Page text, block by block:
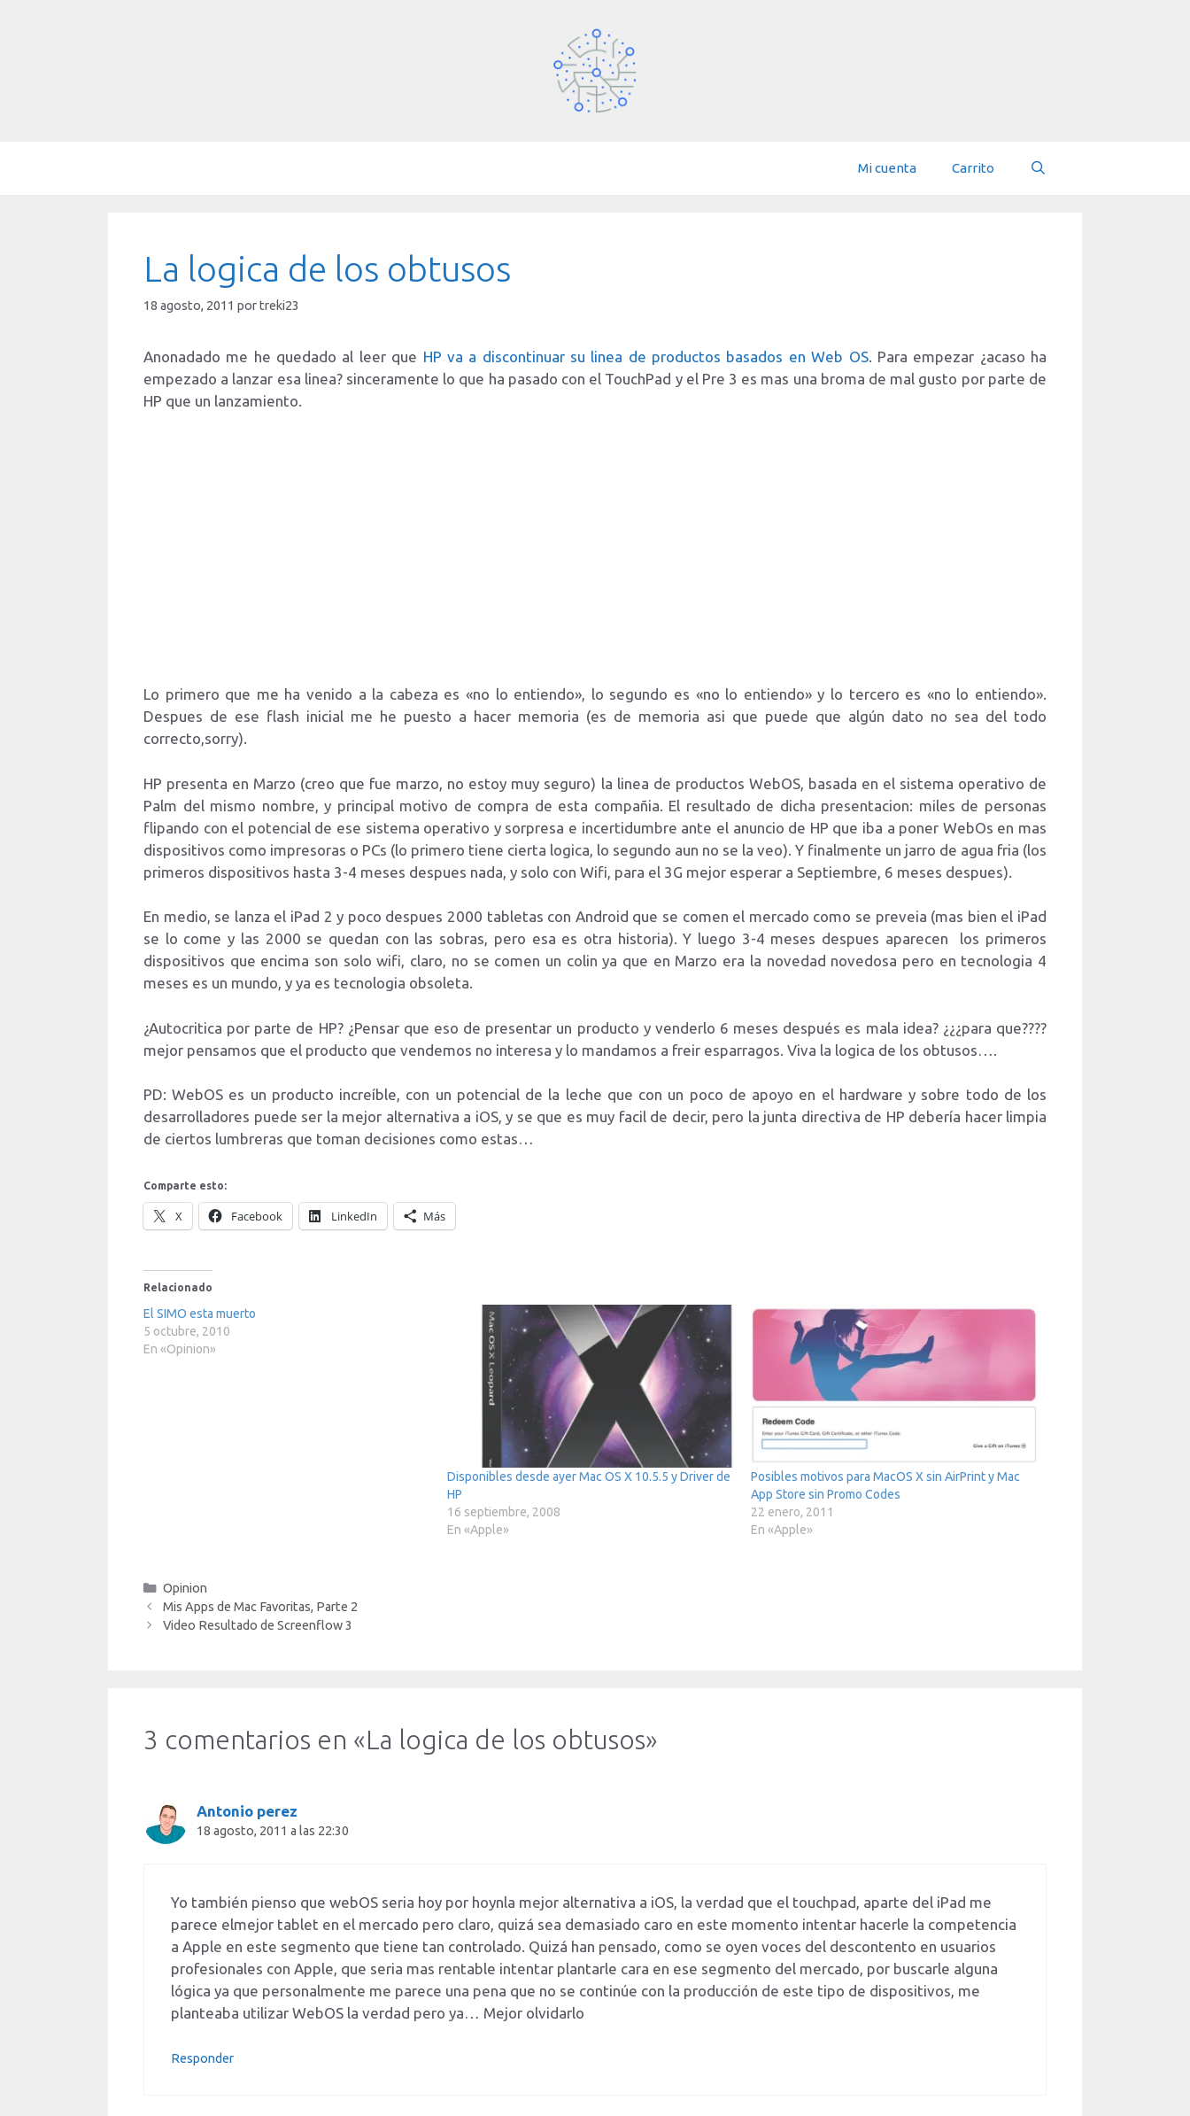
Mi cuenta Carrito
La logica de los obtusos
18 agosto, 2011 portreki23
Anonadado me he quedado al leer que HP va a discontinuar su linea de productos basados en Web OS. Para empezar ¿acaso ha
empezado a lanzar esa linea? sinceramente lo que ha pasado con el TouchPad y el Pre 3 es mas una broma de mal gusto por parte de
HP que un lanzamiento.
Lo primero que me ha venido a la cabeza es «no lo entiendo», lo segundo es «no lo entiendo» y lo tercero es «no lo entiendo».
Despues de ese flash inicial me he puesto a hacer memoria (es de memoria asi que puede que algún dato no sea del todo
correcto,sorry).
HP presenta en Marzo (creo que fue marzo, no estoy muy seguro) la linea de productos WebOS, basada en el sistema operativo de
Palm del mismo nombre, y principal motivo de compra de esta compañia. El resultado de dicha presentacion: miles de personas
flipando con el potencial de ese sistema operativo y sorpresa e incertidumbre ante el anuncio de HP que iba a poner WebOs en mas
dispositivos como impresoras o PCs (lo primero tiene cierta logica, lo segundo aun no se la veo). Y finalmente un jarro de agua fria (los
primeros dispositivos hasta 3-4 meses despues nada, y solo con Wifi, para el 3G mejor esperar a Septiembre, 6 meses despues).
En medio, se lanza el iPad 2 y poco despues 2000 tabletas con Android que se comen el mercado como se preveia (mas bien el iPad
se lo come y las 2000 se quedan con las sobras, pero esa es otra historia). Y luego 3-4 meses despues aparecen los primeros
dispositivos que encima son solo wifi, claro, no se comen un colin ya que en Marzo era la novedad novedosa pero en tecnologia 4
meses es un mundo, y ya es tecnologia obsoleta.
¿Autocritica por parte de HP? ¿Pensar que eso de presentar un producto y venderlo 6 meses después es mala idea? ¿¿¿para que????
mejor pensamos que el producto que vendemos no interesa y lo mandamos a freir esparragos. Viva la logica de los obtusos….
PD: WebOS es un producto increíble, con un potencial de la leche que con un poco de apoyo en el hardware y sobre todo de los
desarrolladores puede ser la mejor alternativa a iOS, y se que es muy facil de decir, pero la junta directiva de HP debería hacer limpia
de ciertos lumbreras que toman decisiones como estas…
Comparte esto:
X Facebook LinkedIn Más
Relacionado
El SIMO esta muerto
5 octubre, 2010
En «Opinion»
Disponibles desde ayer Mac OS X 10.5.5 y Driver de
HP
16 septiembre, 2008
En «Apple»
Posibles motivos para MacOS X sin AirPrint y Mac
App Store sin Promo Codes
22 enero, 2011
En «Apple»
Categorías
Opinion
Mis Apps de Mac Favoritas, Parte 2
Video Resultado de Screenflow 3
3 comentarios en «La logica de los obtusos»
Antonio perez
18 agosto, 2011 a las 22:30
Yo también pienso que webOS seria hoy por hoynla mejor alternativa a iOS, la verdad que el touchpad, aparte del iPad me
parece elmejor tablet en el mercado pero claro, quizá sea demasiado caro en este momento intentar hacerle la competencia
a Apple en este segmento que tiene tan controlado. Quizá han pensado, como se oyen voces del descontento en usuarios
profesionales con Apple, que seria mas rentable intentar plantarle cara en ese segmento del mercado, por buscarle alguna
lógica ya que personalmente me parece una pena que no se continúe con la producción de este tipo de dispositivos, me
planteaba utilizar WebOS la verdad pero ya… Mejor olvidarlo
Responder